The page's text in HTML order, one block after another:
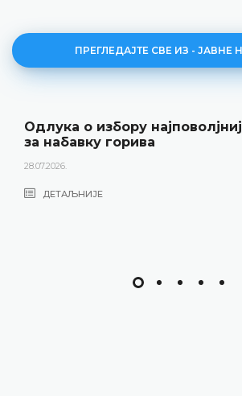
ПРЕГЛЕДАЈТЕ СВЕ ИЗ - ЈАВНЕ
Одлука о избору
за набавку горива
28.07.2026.
ДЕТАЉНИЈЕ